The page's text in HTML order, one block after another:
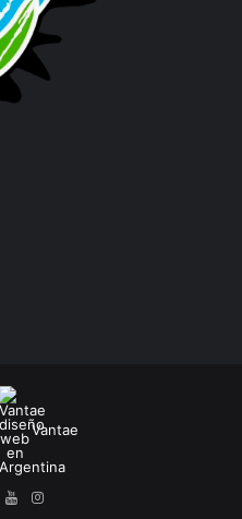
Vantae